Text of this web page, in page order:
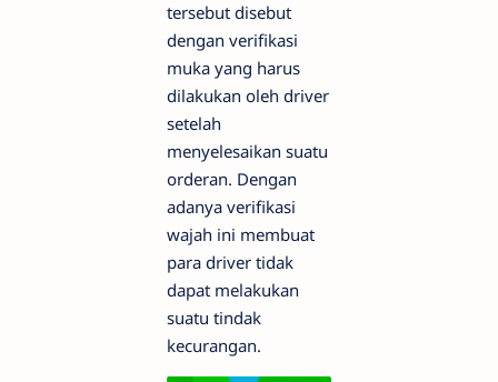
tersebut disebut
dengan verifikasi
muka yang harus
dilakukan oleh driver
setelah
menyelesaikan suatu
orderan. Dengan
adanya verifikasi
wajah ini membuat
para driver tidak
dapat melakukan
suatu tindak
kecurangan.